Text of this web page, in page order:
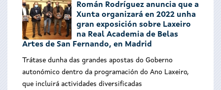
Román Rodríguez anuncia que a
Xunta organizará en 2022 unha
gran exposición sobre Laxeiro
na Real Academia de Belas
Artes de San Fernando, en Madrid
Trátase dunha das grandes apostas do Goberno
autonómico dentro da programación do Ano Laxeiro,
que incluirá actividades diversificadas